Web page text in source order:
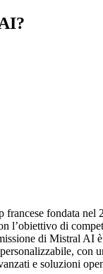
francese fondata nel
l’obiettivo di
di Mistral AI
con
e soluzioni